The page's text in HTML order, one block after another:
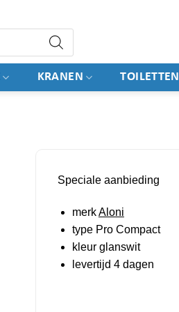
KRANEN TOILETTEN
Speciale aanbieding
merkAloni
type Pro Compact
kleur glanswit
levertijd 4 dagen